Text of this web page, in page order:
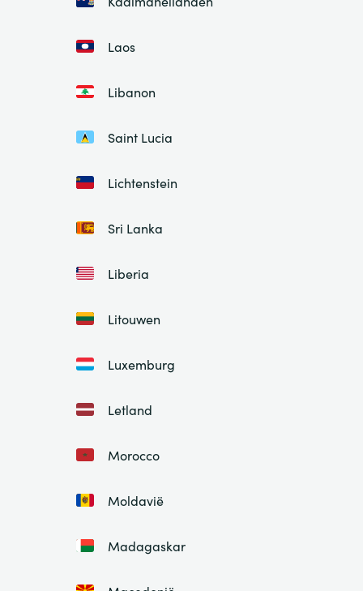
Laos
Libanon
Saint Lucia
Lichtenstein
Sri Lanka
Liberia
Litouwen
Luxemburg
Letland
Morocco
Moldavië
Madagaskar